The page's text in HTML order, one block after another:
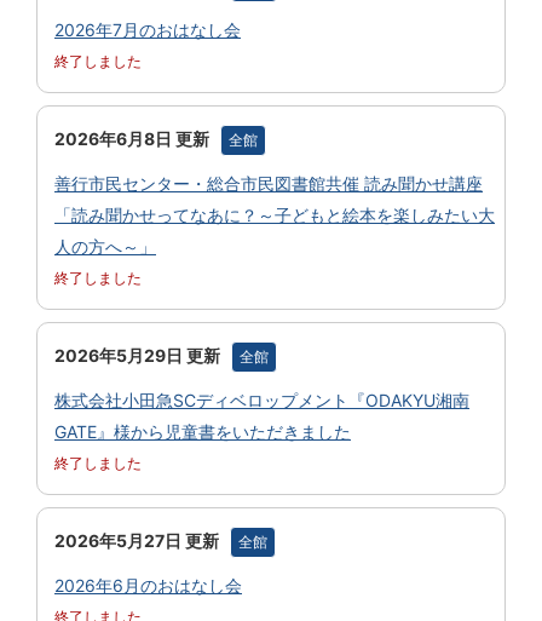
2026年7月のおはなし会
終了しました
2026年6月8日 更新 全館
善行市民センター・総合市民図書館共催 読み聞かせ講座
「読み聞かせってなあに？～子どもと絵本を楽しみたい大
人の方へ～」
終了しました
2026年5月29日 更新 全館
株式会社小田急SCディベロップメント『ODAKYU湘南
GATE』様から児童書をいただきました
終了しました
2026年5月27日 更新 全館
2026年6月のおはなし会
終了しました